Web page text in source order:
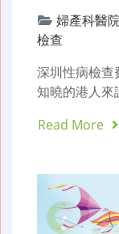
婦產科醫
檢查
深圳性病檢查
知曉的港人
Read More